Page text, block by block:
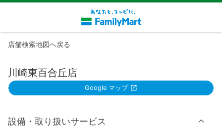
店舗検索地図へ戻る
川崎東百合丘店
Google マップ
設備・取り扱いサービス